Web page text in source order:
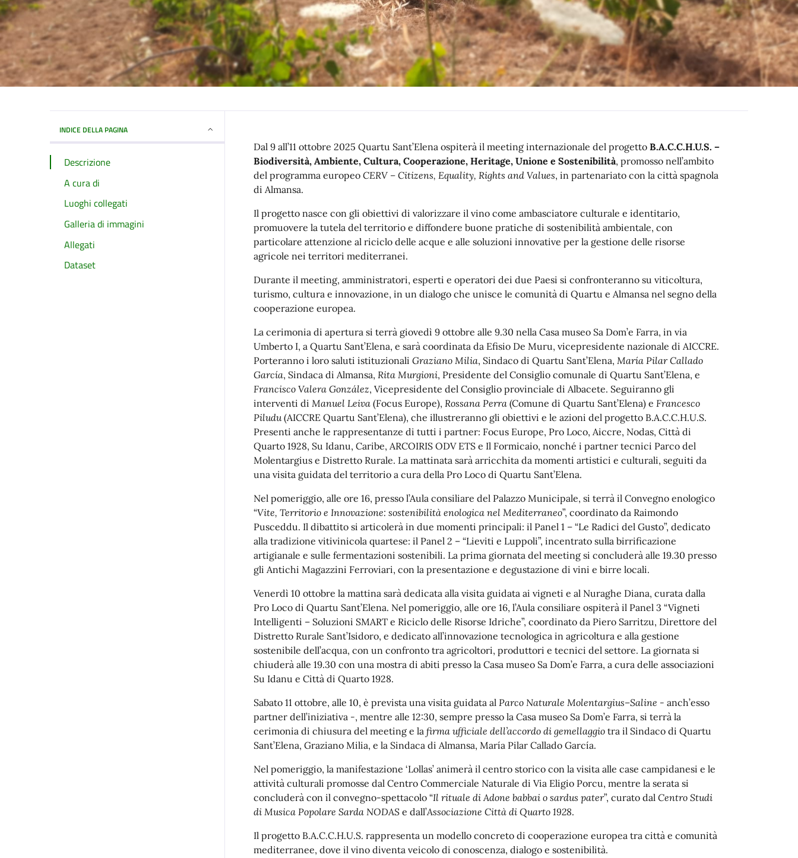
INDICE DELLA PAGINA
Descrizione
A cura di
Luoghi collegati
Galleria di immagini
Allegati
Dataset
Dal 9 all’11 ottobre 2025 Quartu Sant’Elena ospiterà il meeting internazionale del progetto B.A.C.C.H.U.S. –
Biodiversità, Ambiente, Cultura, Cooperazione, Heritage, Unione e Sostenibilità, promosso nell’ambito
del programma europeo CERV – Citizens, Equality, Rights and Values, in partenariato con la città spagnola
di Almansa.
Il progetto nasce con gli obiettivi di valorizzare il vino come ambasciatore culturale e identitario,
promuovere la tutela del territorio e diffondere buone pratiche di sostenibilità ambientale, con
particolare attenzione al riciclo delle acque e alle soluzioni innovative per la gestione delle risorse
agricole nei territori mediterranei.
Durante il meeting, amministratori, esperti e operatori dei due Paesi si confronteranno su viticoltura,
turismo, cultura e innovazione, in un dialogo che unisce le comunità di Quartu e Almansa nel segno della
cooperazione europea.
La cerimonia di apertura si terrà giovedì 9 ottobre alle 9.30 nella Casa museo Sa Dom’e Farra, in via
Umberto I, a Quartu Sant’Elena, e sarà coordinata da Efisio De Muru, vicepresidente nazionale di AICCRE.
Porteranno i loro saluti istituzionali Graziano Milia, Sindaco di Quartu Sant’Elena, María Pilar Callado
García, Sindaca di Almansa, Rita Murgioni, Presidente del Consiglio comunale di Quartu Sant’Elena, e
Francisco Valera González, Vicepresidente del Consiglio provinciale di Albacete. Seguiranno gli
interventi di Manuel Leiva (Focus Europe), Rossana Perra (Comune di Quartu Sant’Elena) e Francesco
Piludu(AICCRE Quartu Sant’Elena), che illustreranno gli obiettivi e le azioni del progetto B.A.C.C.H.U.S.
Presenti anche le rappresentanze di tutti i partner: Focus Europe, Pro Loco, Aiccre, Nodas, Città di
Quarto 1928, Su Idanu, Caribe, ARCOIRIS ODV ETS e Il Formicaio, nonché i partner tecnici Parco del
Molentargius e Distretto Rurale. La mattinata sarà arricchita da momenti artistici e culturali, seguiti da
una visita guidata del territorio a cura della Pro Loco di Quartu Sant’Elena.
Nel pomeriggio, alle ore 16, presso l’Aula consiliare del Palazzo Municipale, si terrà il Convegno enologico
“Vite, Territorio e Innovazione: sostenibilità enologica nel Mediterraneo”, coordinato da Raimondo
Pusceddu. Il dibattito si articolerà in due momenti principali: il Panel 1 – “Le Radici del Gusto”, dedicato
alla tradizione vitivinicola quartese: il Panel 2 – “Lieviti e Luppoli”, incentrato sulla birrificazione
artigianale e sulle fermentazioni sostenibili. La prima giornata del meeting si concluderà alle 19.30 presso
gli Antichi Magazzini Ferroviari, con la presentazione e degustazione di vini e birre locali.
Venerdì 10 ottobre la mattina sarà dedicata alla visita guidata ai vigneti e al Nuraghe Diana, curata dalla
Pro Loco di Quartu Sant’Elena. Nel pomeriggio, alle ore 16, l’Aula consiliare ospiterà il Panel 3 “Vigneti
Intelligenti – Soluzioni SMART e Riciclo delle Risorse Idriche”, coordinato da Piero Sarritzu, Direttore del
Distretto Rurale Sant’Isidoro, e dedicato all’innovazione tecnologica in agricoltura e alla gestione
sostenibile dell’acqua, con un confronto tra agricoltori, produttori e tecnici del settore. La giornata si
chiuderà alle 19.30 con una mostra di abiti presso la Casa museo Sa Dom’e Farra, a cura delle associazioni
Su Idanu e Città di Quarto 1928.
Sabato 11 ottobre, alle 10, è prevista una visita guidata al Parco Naturale Molentargius–Saline - anch’esso
partner dell’iniziativa -, mentre alle 12:30, sempre presso la Casa museo Sa Dom’e Farra, si terrà la
cerimonia di chiusura del meeting e la firma ufficiale dell’accordo di gemellaggio tra il Sindaco di Quartu
Sant’Elena, Graziano Milia, e la Sindaca di Almansa, María Pilar Callado García.
Nel pomeriggio, la manifestazione ‘Lollas’ animerà il centro storico con la visita alle case campidanesi e le
attività culturali promosse dal Centro Commerciale Naturale di Via Eligio Porcu, mentre la serata si
concluderà con il convegno-spettacolo “Il rituale di Adone babbai o sardus pater”, curato dal Centro Studi
di Musica Popolare Sarda NODAS e dall’Associazione Città di Quarto 1928.
Il progetto B.A.C.C.H.U.S. rappresenta un modello concreto di cooperazione europea tra città e comunità
mediterranee, dove il vino diventa veicolo di conoscenza, dialogo e sostenibilità.